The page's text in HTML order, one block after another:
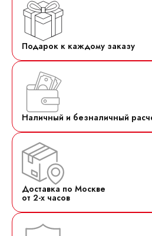
Подарок к каждому заказу
Наличный и безналичный
Доставка по Москве
от 2-х часов